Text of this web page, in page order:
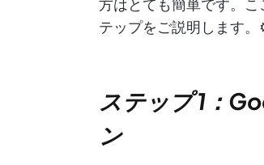
方はとても簡単です。
テップをご説明します
ステップ 1：
ン